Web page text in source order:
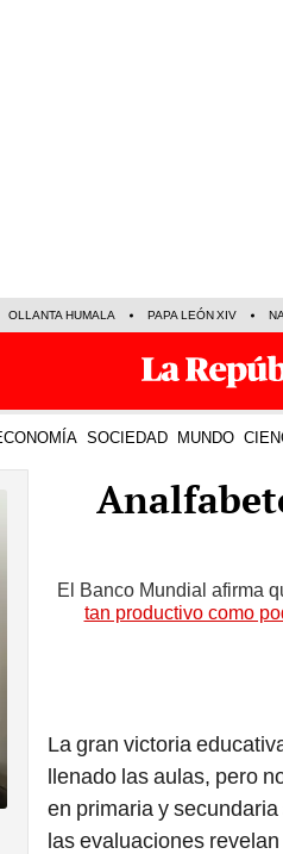
OLLANTA HUMALA PAPA LEÓN XIV
SOCIEDAD MUNDO
El Banco Mundial afirma
tan productivo como
La gran victoria
llenado las aulas, pero
en primaria y
las evaluaciones